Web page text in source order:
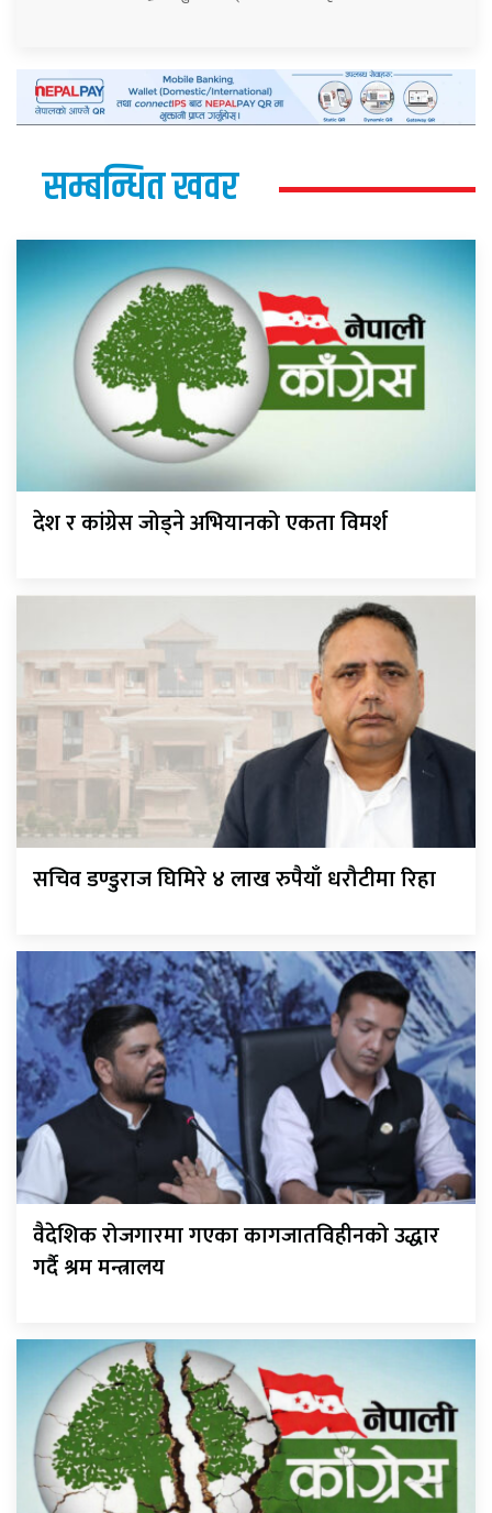
सम्बन्धित खवर
देश र कांग्रेस जोड्ने अभियानको एकता विमर्श
सचिव डण्डुराज घिमिरे ४ लाख रुपैयाँ धरौटीमा रिहा
वैदेशिक रोजगारमा गएका कागजातविहीनको उद्धार
गर्दै श्रम मन्त्रालय